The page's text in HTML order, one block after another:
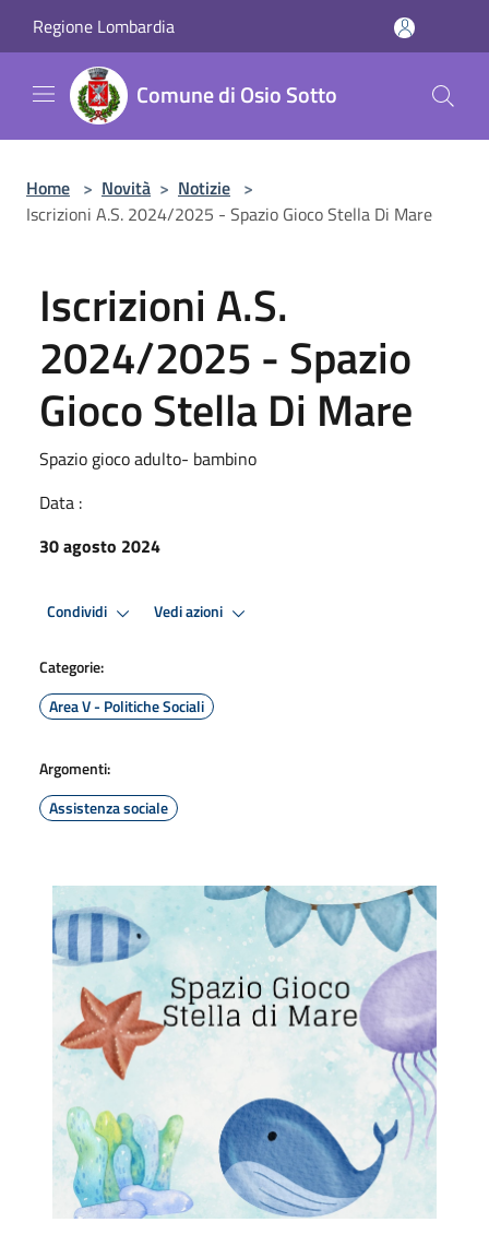
Regione Lombardia
Comune di Osio Sotto
Home > Novità > Notizie >
Iscrizioni A.S. 2024/2025 - Spazio Gioco Stella Di Mare
Iscrizioni A.S.
2024/2025 - Spazio
Gioco Stella Di Mare
Spazio gioco adulto- bambino
Data :
30 agosto 2024
Condividi Vedi azioni
Categorie:
Area V - Politiche Sociali
Argomenti:
Assistenza sociale